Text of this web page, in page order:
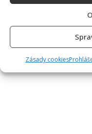
Zásady cookies